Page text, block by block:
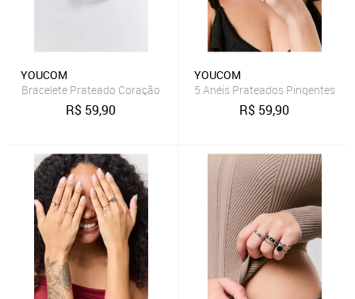
YOUCOM
Bracelete Prateado Coração
R$ 59,90
YOUCOM
5 Anéis Prateados Pingentes
R$ 59,90